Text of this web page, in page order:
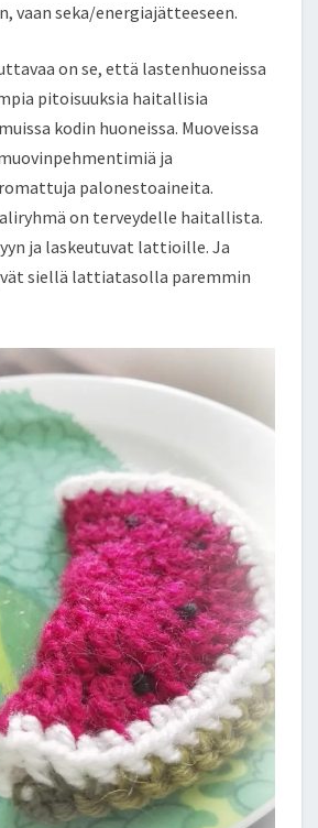
vaan seka/energiajätteeseen.
on se, että lastenhuoneissa
pitoisuuksia haitallisia
kodin huoneissa. Muoveissa
ja
palonestoaineita.
on terveydelle haitallista.
ja laskeutuvat lattioille. Ja
siellä lattiatasolla paremmin